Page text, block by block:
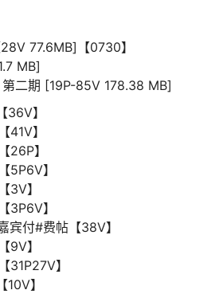
77.6MB]【0730】
MB]
二期 [19P-85V 178.38 MB]
】
】
26P】
5P6V】
3V】
3P6V】
宾付#费帖【38V】
9V】
】
】